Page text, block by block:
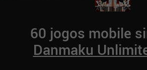
60 jogos mobile
Danmaku